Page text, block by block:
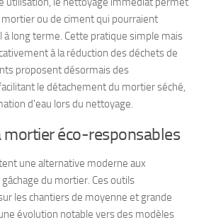
ou de ciment qui pourraient
long terme. Cette pratique simple mais
à la réduction des déchets de
proposent désormais des
le détachement du mortier séché,
d'eau lors du nettoyage.
mortier éco-responsables
une alternative moderne aux
du mortier. Ces outils
les chantiers de moyenne et grande
évolution notable vers des modèles